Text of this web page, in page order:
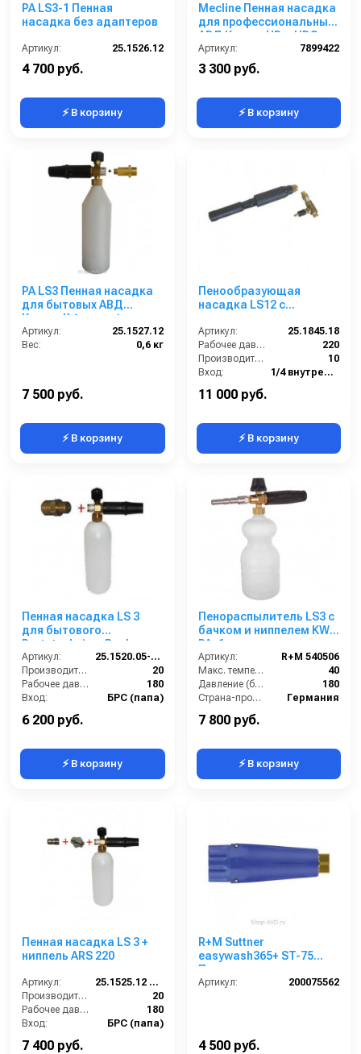
PA LS3-1 Пенная
насадка без адаптеров
Артикул: 25.1526.12
4 700 руб.
⚡ В корзину
Mecline Пенная насадка
для профессиональных
АВД Керхер HD и HDS
Артикул: 7899422
3 300 руб.
⚡ В корзину
PA LS3 Пенная насадка
для бытовых АВД
Керхер K (латунь)
Артикул:
25.1527.12
Вес:
0,6 кг
7 500 руб.
⚡ В корзину
Пенообразующая
насадка LS12 с
вход 1/4г - 3/8ш-ш.
(черный)
Артикул:
25.1845.18
Рабочее давление (бар):
220
Производительность (л/мин):
10
Вход:
1/4 внутренняя резьба
11 000 руб.
⚡ В корзину
Пенная насадка LS 3
для бытового
Portotechnica, Bosh.
Артикул:
25.1520.05-PB
Производительность (л/мин):
20
Рабочее давление (бар):
180
Вход:
БРС (папа)
6 200 руб.
⚡ В корзину
Пенораспылитель LS3 с
бачком и ниппелем KW
PA. 6 шт. в упаковке
Артикул:
R+M 540506
Макс. температура горячей воды (°C):
40
Давление (бар):
180
Страна-производитель:
Германия
7 800 руб.
⚡ В корзину
Пенная насадка LS 3 +
ниппель ARS 220
Артикул:
25.1525.12 ARS220
Производительность (л/мин):
20
Рабочее давление (бар):
180
Вход:
БРС (папа)
7 400 руб.
R+M Suttner
easywash365+ ST-75
Пенная насадка с
форсункой 1.6 мм
Артикул: 200075562
4 500 руб.